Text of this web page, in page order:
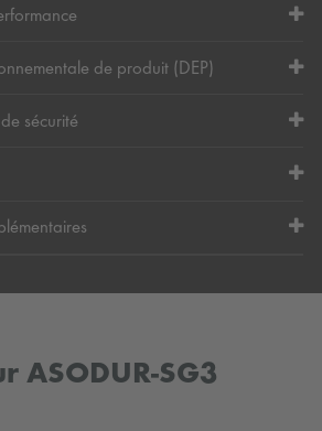
de produit (DEP)
sécurité
ASODUR-SG3